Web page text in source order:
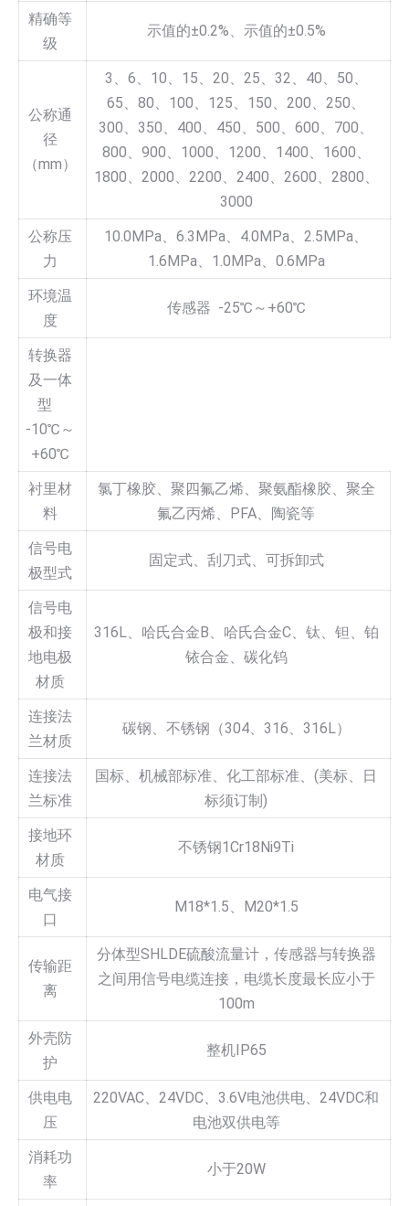
精确等
级
示值的±0.2%、示值的±0.5%
公称通
径
（mm）
3、6、10、15、20、25、32、40、50、
65、80、100、125、150、200、250、
300、350、400、450、500、600、700、
800、900、1000、1200、1400、1600、
1800、2000、2200、2400、2600、2800、
3000
公称压
力
10.0MPa、6.3MPa、4.0MPa、2.5MPa、
1.6MPa、1.0MPa、0.6MPa
环境温
度
传感器 -25℃～+60℃
转换器
及一体
型
-10℃～
+60℃
衬里材
料
氯丁橡胶、聚四氟乙烯、聚氨酯橡胶、聚全
氟乙丙烯、PFA、陶瓷等
信号电
极型式
固定式、刮刀式、可拆卸式
信号电
极和接
地电极
材质
316L、哈氏合金B、哈氏合金C、钛、钽、铂
铱合金、碳化钨
连接法
兰材质
碳钢、不锈钢（304、316、316L）
连接法
兰标准
国标、机械部标准、化工部标准、(美标、日
标须订制)
接地环
材质
不锈钢1Cr18Ni9Ti
电气接
口
M18*1.5、M20*1.5
传输距
离
分体型SHLDE硫酸流量计，传感器与转换器
之间用信号电缆连接，电缆长度最长应小于
100m
外壳防
护
整机IP65
供电电
压
220VAC、24VDC、3.6V电池供电、24VDC和
电池双供电等
消耗功
率
小于20W